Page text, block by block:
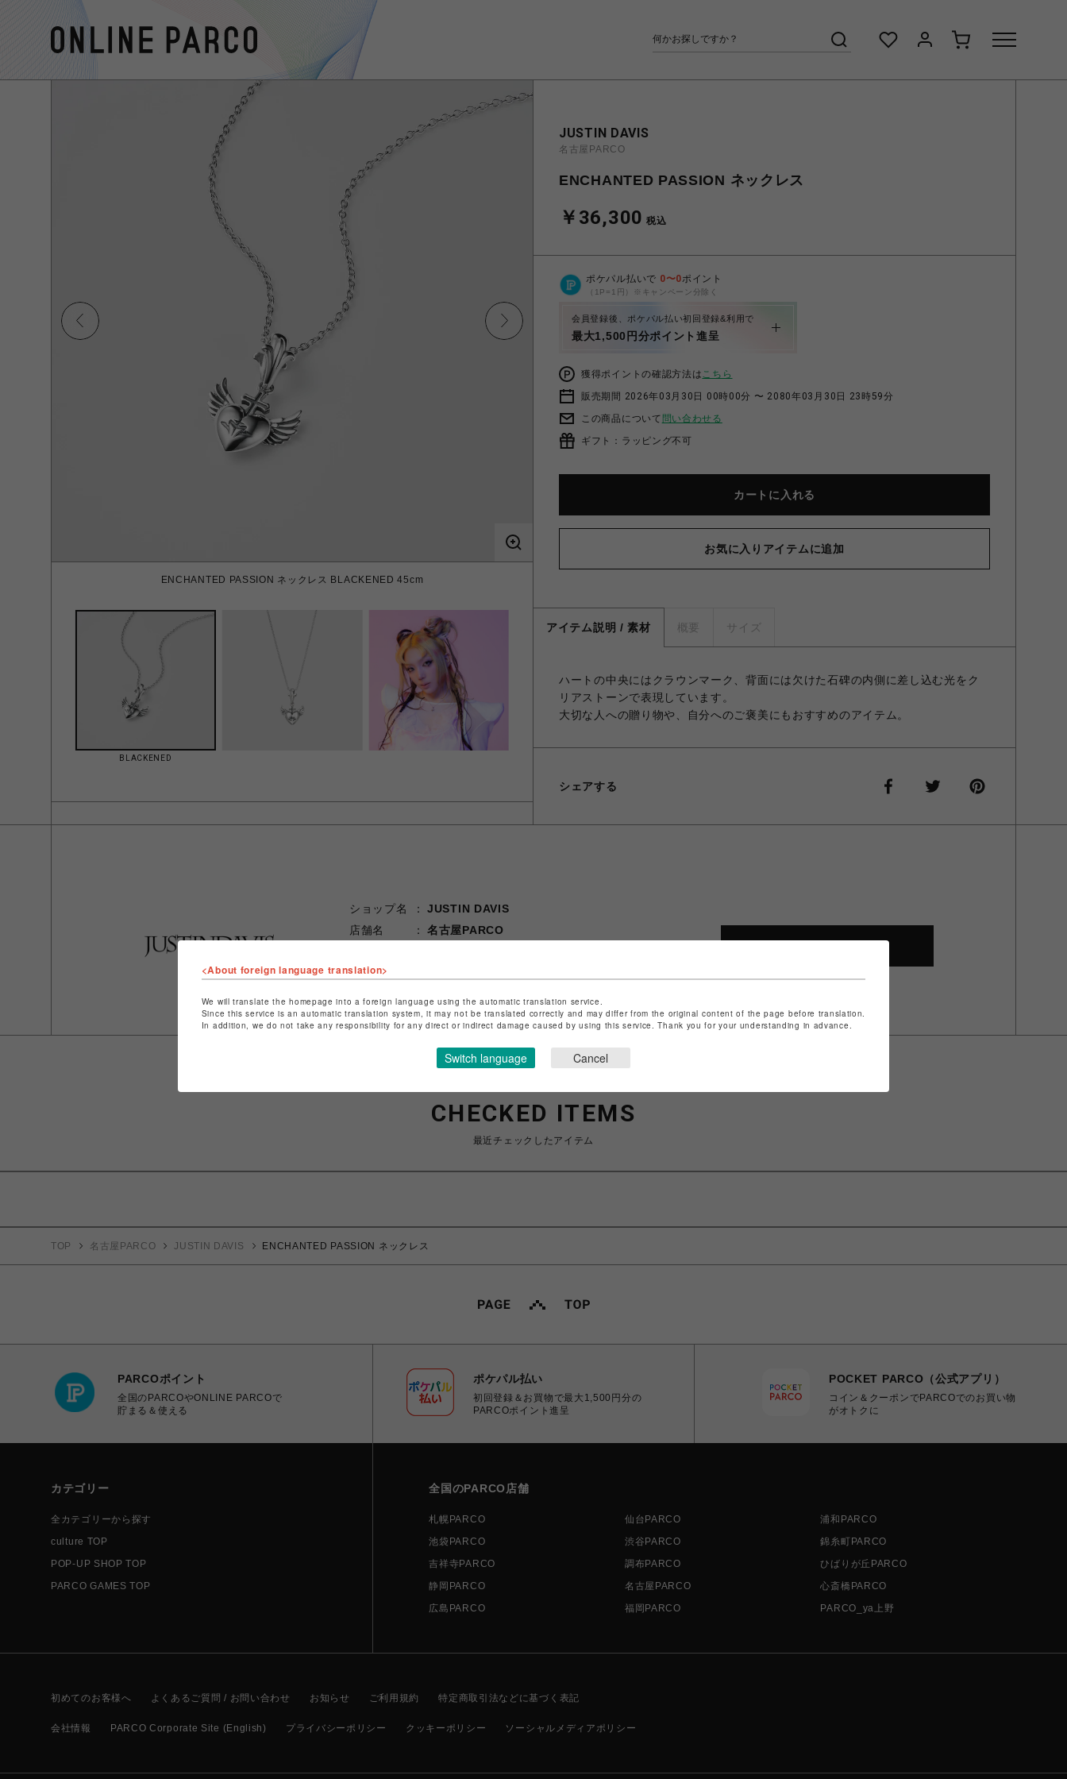
ENCHANTED PASSION ネックレス BLACKENED 45cm
BLACKENED
JUSTIN DAVIS
名古屋PARCO
ENCHANTED PASSION ネックレス
￥36,300 税込
ポケパル払いで 0〜0ポイント
（1P=1円）※キャンペーン分除く
会員登録後、ポケパル払い初回登録&利用で
最大1,500円分ポイント進呈
獲得ポイントの確認方法はこちら
販売期間 2026年03月30日 00時00分 〜 2080年03月30日 23時59分
この商品について 問い合わせる
ギフト：ラッピング不可
カートに入れる
お気に入りアイテムに追加
アイテム説明 / 素材 概要 サイズ
ハートの中央にはクラウンマーク、背面には欠けた石碑の内側に差し込む光をク
リアストーンで表現しています。
大切な人への贈り物や、自分へのご褒美にもおすすめのアイテム。
シェアする
ショップ名
JUSTIN DAVIS
店舗名
名古屋PARCO
ショップお問い合わせはこちら
CHECKED ITEMS
最近チェックしたアイテム
TOP 名古屋PARCO JUSTIN DAVIS ENCHANTED PASSION ネックレス
PARCOポイント
全国のPARCOやONLINE PARCOで
貯まる＆使える
ポケパル払い
初回登録＆お買物で最大1,500円分の
PARCOポイント進呈
POCKET PARCO（公式アプリ）
コイン＆クーポンでPARCOでのお買い物
がオトクに
カテゴリー
全カテゴリーから探す
culture TOP
POP-UP SHOP TOP
PARCO GAMES TOP
全国のPARCO店舗
札幌PARCO 仙台PARCO
浦和PARCO
池袋PARCO
渋谷PARCO
錦糸町PARCO
吉祥寺PARCO
調布PARCO
ひばりが丘PARCO
静岡PARCO
名古屋PARCO
心斎橋PARCO
広島PARCO
福岡PARCO PARCO_ya上野
初めてのお客様へ よくあるご質問 / お問い合わせ お知らせ ご利用規約 特定商取引法などに基づく表記
会社情報 PARCO Corporate Site (English) プライバシーポリシー クッキーポリシー ソーシャルメディアポリシー
<About foreign language translation>
We will translate the homepage into a foreign language using the automatic translation service.
Since this service is an automatic translation system, it may not be translated correctly and may differ from the original content of the page before translation.
In addition, we do not take any responsibility for any direct or indirect damage caused by using this service. Thank you for your understanding in advance.
Switch language Cancel